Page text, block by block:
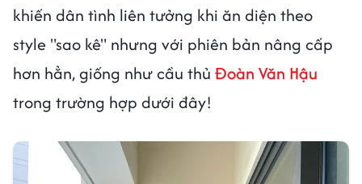
khiến dân tình liên tưởng khi ăn diện theo
style "sao kê" nhưng với phiên bản nâng cấp
hơn hẳn, giống như cầu thủ Đoàn Văn Hậu
trong trường hợp dưới đây!